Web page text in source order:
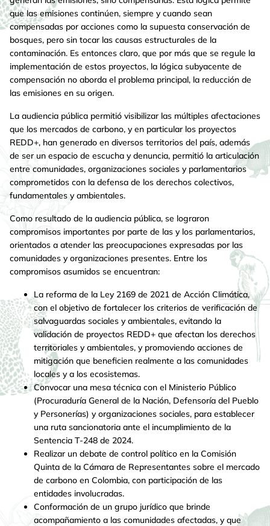
que las emisiones continúen, siempre y cuando sean
compensadas por acciones como la supuesta conservación de
bosques, pero sin tocar las causas estructurales de la
contaminación. Es entonces claro, que por más que se regule la
implementación de estos proyectos, la lógica subyacente de
compensación no aborda el problema principal, la reducción de
las emisiones en su origen.
La audiencia pública permitió visibilizar las múltiples afectaciones
que los mercados de carbono, y en particular los proyectos
REDD+, han generado en diversos territorios del país, además
de ser un espacio de escucha y denuncia, permitió la articulación
entre comunidades, organizaciones sociales y parlamentarios
comprometidos con la defensa de los derechos colectivos,
fundamentales y ambientales.
Como resultado de la audiencia pública, se lograron
compromisos importantes por parte de las y los parlamentarios,
orientados a atender las preocupaciones expresadas por las
comunidades y organizaciones presentes. Entre los
compromisos asumidos se encuentran:
La reforma de la Ley 2169 de 2021 de Acción Climática,
con el objetivo de fortalecer los criterios de verificación de
salvaguardas sociales y ambientales, evitando la
validación de proyectos REDD+ que afectan los derechos
territoriales y ambientales, y promoviendo acciones de
mitigación que beneficien realmente a las comunidades
locales y a los ecosistemas.
Convocar una mesa técnica con el Ministerio Público
(Procuraduría General de la Nación, Defensoría del Pueblo
y Personerías) y organizaciones sociales, para establecer
una ruta sancionatoria ante el incumplimiento de la
Sentencia T-248 de 2024.
Realizar un debate de control político en la Comisión
Quinta de la Cámara de Representantes sobre el mercado
de carbono en Colombia, con participación de las
entidades involucradas.
Conformación de un grupo jurídico que brinde
acompañamiento a las comunidades afectadas, y que